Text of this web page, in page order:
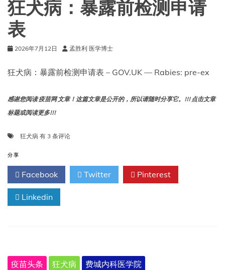
伤
严
性
狂犬病：暴露前检测申请
表
2026年7月12日 孟胜利 医学博士
狂犬病：暴露前检测申请表 – GOV.UK — Rabies: pre-ex
感谢您阅读 疫苗网 文章！这篇文章是公开的，所以请随时分享它。!!! 点击文章
标题或阅读更多!!!
狂犬病 狂
暴
露
前
检
测
有 3 条评论
分享
Facebook Twitter Pinterest
Linkedin
疫苗头条 狂犬病 费城内科医学院